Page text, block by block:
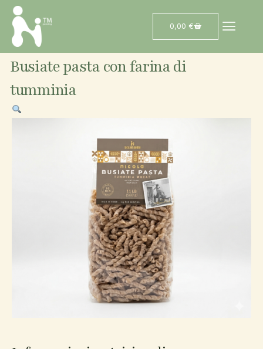
contenuto
contenuto
0,00 €Cart
Busiate pasta con farina di
tumminia